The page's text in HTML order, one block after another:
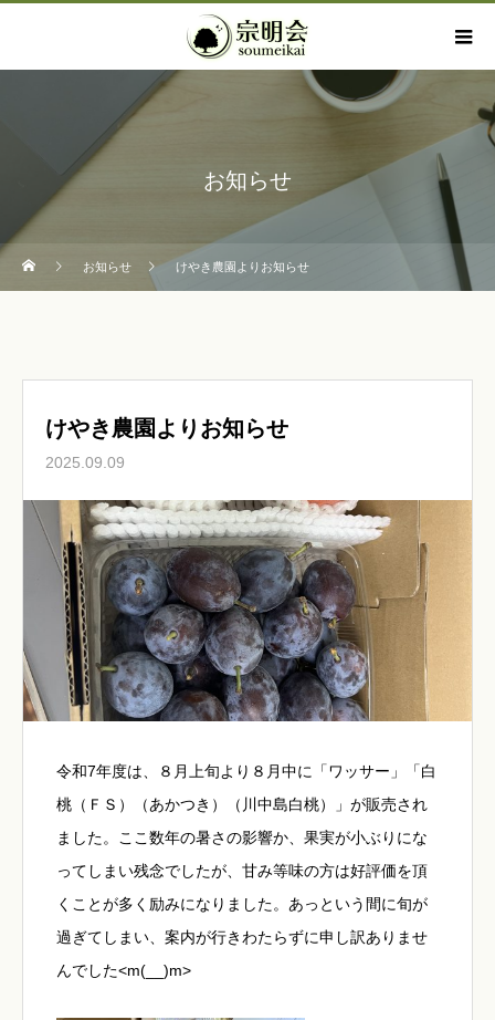
お知らせ
お知らせ けやき農園よりお知らせ
けやき農園よりお知らせ
2025.09.09
令和7年度は、８月上旬より８月中に「ワッサー」「白
桃（ＦＳ）（あかつき）（川中島白桃）」が販売され
ました。ここ数年の暑さの影響か、果実が小ぶりにな
ってしまい残念でしたが、甘み等味の方は好評価を頂
くことが多く励みになりました。あっという間に旬が
過ぎてしまい、案内が行きわたらずに申し訳ありませ
んでした<m(__)m>